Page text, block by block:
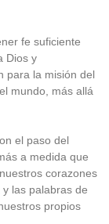
fe suficiente
Dios y
para la misión del
mundo, más allá
el paso del
a medida que
corazones
las palabras de
propios